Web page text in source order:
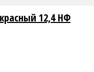
12,4 НФ